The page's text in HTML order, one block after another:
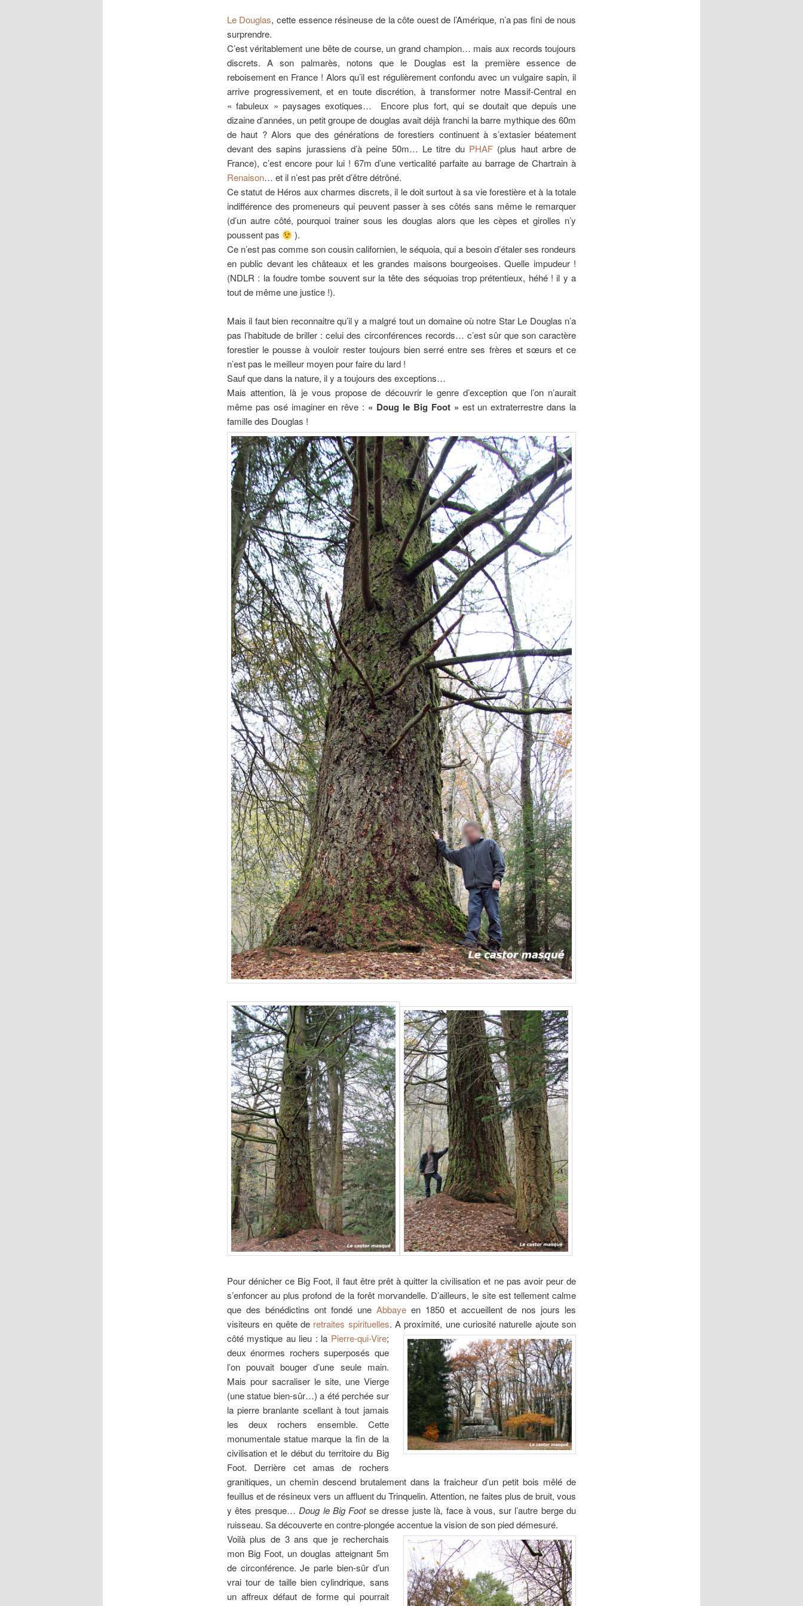
Le Douglas, cette essence résineuse de la côte ouest de l’Amérique, n’a pas fini de nous
surprendre.
C’est véritablement une bête de course, un grand champion… mais aux records toujours
discrets. A son palmarès, notons que le Douglas est la première essence de
reboisement en France ! Alors qu’il est régulièrement confondu avec un vulgaire sapin, il
arrive progressivement, et en toute discrétion, à transformer notre Massif-Central en
« fabuleux » paysages exotiques… Encore plus fort, qui se doutait que depuis une
dizaine d’années, un petit groupe de douglas avait déjà franchi la barre mythique des 60m
de haut ? Alors que des générations de forestiers continuent à s’extasier béatement
devant des sapins jurassiens d’à peine 50m… Le titre du PHAF(plus haut arbre de
France), c’est encore pour lui ! 67m d’une verticalité parfaite au barrage de Chartrain à
Renaison… et il n’est pas prêt d’être détrôné.
Ce statut de Héros aux charmes discrets, il le doit surtout à sa vie forestière et à la totale
indifférence des promeneurs qui peuvent passer à ses côtés sans même le remarquer
(d’un autre côté, pourquoi trainer sous les douglas alors que les cèpes et girolles n’y
poussent pas
).
Ce n’est pas comme son cousin californien, le séquoia, qui a besoin d’étaler ses rondeurs
en public devant les châteaux et les grandes maisons bourgeoises. Quelle impudeur !
(NDLR : la foudre tombe souvent sur la tête des séquoias trop prétentieux, héhé ! il y a
tout de même une justice !).
Mais il faut bien reconnaitre qu’il y a malgré tout un domaine où notre Star Le Douglas n’a
pas l’habitude de briller : celui des circonférences records… c’est sûr que son caractère
forestier le pousse à vouloir rester toujours bien serré entre ses frères et sœurs et ce
n’est pas le meilleur moyen pour faire du lard !
Sauf que dans la nature, il y a toujours des exceptions…
Mais attention, là je vous propose de découvrir le genre d’exception que l’on n’aurait
même pas osé imaginer en rêve : « Doug le Big Foot » est un extraterrestre dans la
famille des Douglas !
Pour dénicher ce Big Foot, il faut être prêt à quitter la civilisation et ne pas avoir peur de
s’enfoncer au plus profond de la forêt morvandelle. D’ailleurs, le site est tellement calme
que des bénédictins ont fondé une Abbayeen 1850 et accueillent de nos jours les
visiteurs en quête de retraites spirituelles. A proximité, une curiosité naturelle ajoute son
côté mystique au lieu : la Pierre-qui-Vire;
deux énormes rochers superposés que
l’on pouvait bouger d’une seule main.
Mais pour sacraliser le site, une Vierge
(une statue bien-sûr…) a été perchée sur
la pierre branlante scellant à tout jamais
les deux rochers ensemble. Cette
monumentale statue marque la fin de la
civilisation et le début du territoire du Big
Foot. Derrière cet amas de rochers
granitiques, un chemin descend brutalement dans la fraicheur d’un petit bois mêlé de
feuillus et de résineux vers un affluent du Trinquelin. Attention, ne faites plus de bruit, vous
y êtes presque…Doug le Big Footse dresse juste là, face à vous, sur l’autre berge du
ruisseau. Sa découverte en contre-plongée accentue la vision de son pied démesuré.
Voilà plus de 3 ans que je recherchais
mon Big Foot, un douglas atteignant 5m
de circonférence. Je parle bien-sûr d’un
vrai tour de taille bien cylindrique, sans
un affreux défaut de forme qui pourrait